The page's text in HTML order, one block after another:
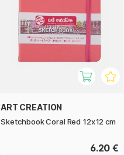
ART CREATION
Sketchbook Coral Red 12x12 cm
6.20 €